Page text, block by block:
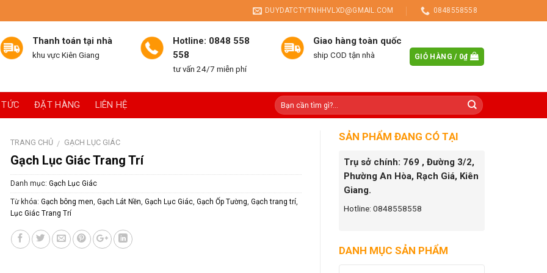
DUYDATCTYTNHHVLXD@GMAIL.COM 0848558558
Thanh toán tại nhà
khu vực Kiên Giang
Hotline: 0848 558
558
tư vấn 24/7 miễn phí
Giao hàng toàn quốc
ship COD tận nhà GIỎ HÀNG / 0₫
ĐẶT HÀNG LIÊN HỆ
TRANG CHỦ / GẠCH LỤC GIÁC
Gạch Lục Giác Trang Trí
Danh mục: Gạch Lục Giác
Từ khóa: Gạch bông men, Gạch Lát Nền, Gạch Lục Giác, Gạch Ốp Tường, Gạch trang trí,
Lục Giác Trang Trí
SẢN PHẨM ĐANG CÓ TẠI
Trụ sở chính: 769 , Đường 3/2,
Phường An Hòa, Rạch Giá, Kiên
Giang.
Hotline: 0848558558
DANH MỤC SẢN PHẨM